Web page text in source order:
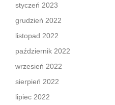
styczeń 2023
grudzień 2022
listopad 2022
październik 2022
wrzesień 2022
sierpień 2022
lipiec 2022